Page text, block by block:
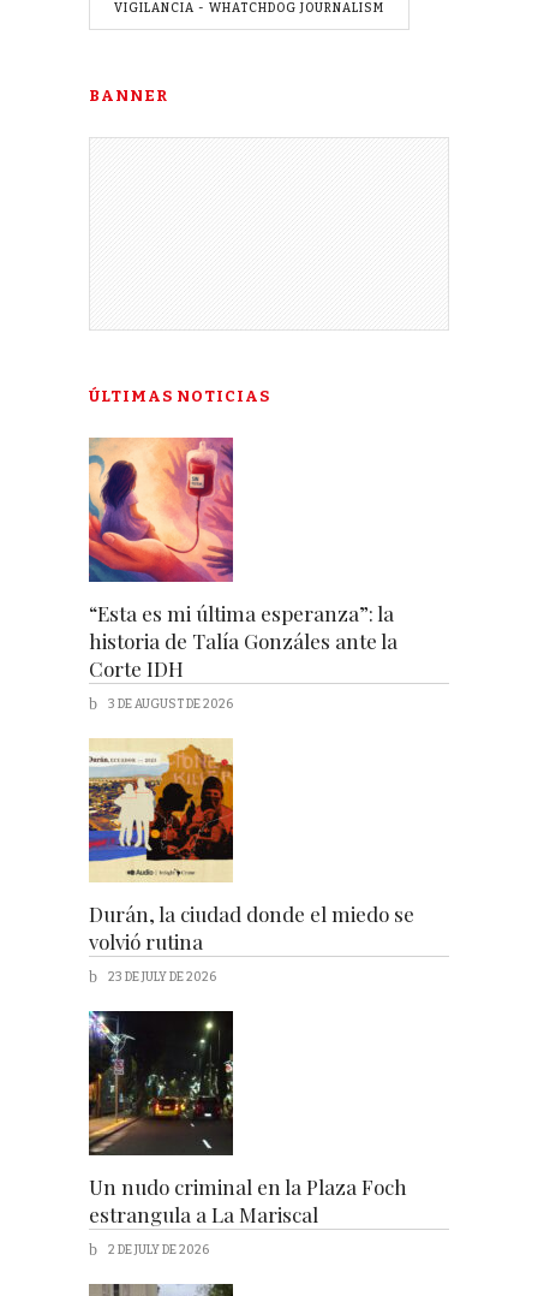
VIGILANCIA - WHATCHDOG JOURNALISM
BANNER
ÚLTIMAS NOTICIAS
“Esta es mi última esperanza”: la
historia de Talía Gonzáles ante la
Corte IDH
3 DE AUGUST DE 2026
Durán, la ciudad donde el miedo se
volvió rutina
23 DE JULY DE 2026
Un nudo criminal en la Plaza Foch
estrangula a La Mariscal
2 DE JULY DE 2026